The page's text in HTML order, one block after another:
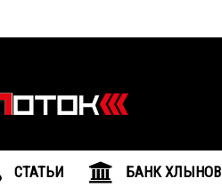
агентство
"МедиаПоток"
CТАТЬИ БАНК ХЛЫНОВ